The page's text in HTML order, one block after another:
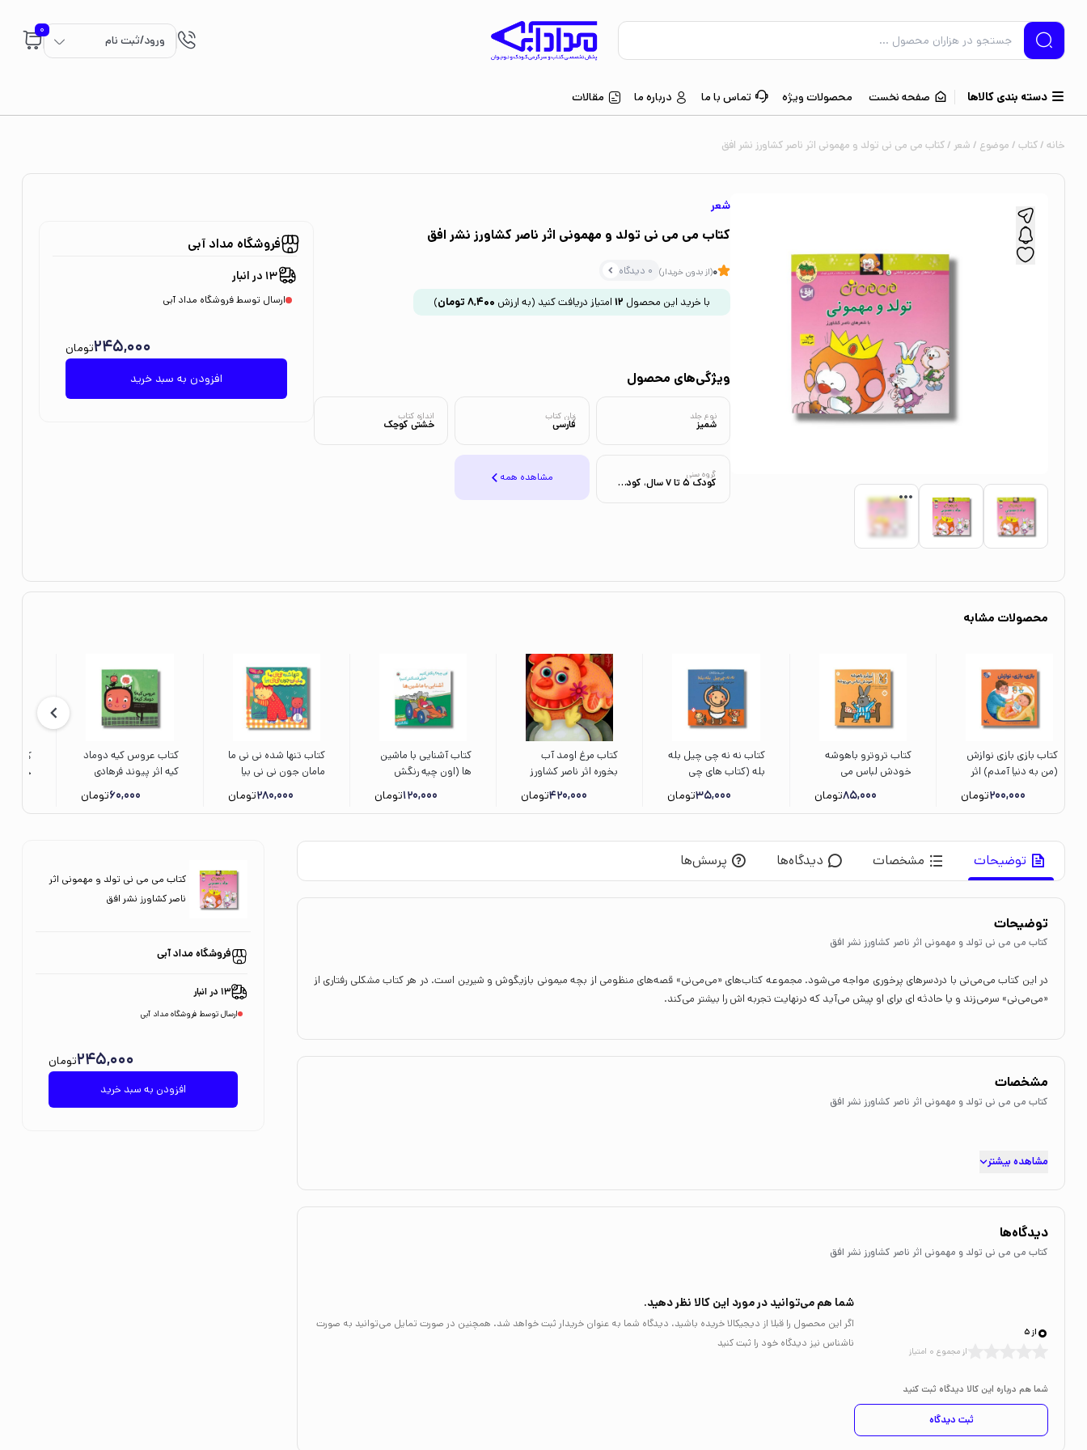
ورود/ثبت نام
0
دسته بندی کالاها صفحه نخست محصولات ویژه تماس با ما درباره ما مقالات
خانه/کتاب/ موضوع / شعر / کتاب می می نی تولد و مهمونی اثر ناصر کشاورز نشر افق
شعر
کتاب می می نی تولد و مهمونی اثر ناصر کشاورز نشر افق
0(از بدون خریدار) 0 دیدگاه
با خرید این محصول 12 امتیاز دریافت کنید (به ارزش 8,400 تومان)
ویژگی‌های محصول
نوع جلد
شمیز
زبان کتاب
فارسی
اندازه کتاب
خشتی کوچک
گروه سنی
کودک 5 تا 7 سال، کودک 3 تا 5 سال مشاهده همه
فروشگاه مداد آبی
13 در انبار
ارسال توسط فروشگاه مداد آبی
افزودن به سبد خرید
245,000تومان
محصولات مشابه
کتاب بازی بازی نوازش
(من به دنیا آمدم) اثر
مریم هاشم پور نشر
کانون پرورش فکری
200,000تومان
کتاب تروترو باهوشه
خودش لباس می
پوشه (تروترو چی داره
2) اثر بندیکت گاتیر
85,000تومان
کتاب نه نه چی چیل بله
بله (کتاب های چی
چیل) اثر لسلی پاتری
سلی ترجمه مصطفی
35,000تومان
کتاب مرغ اومد آب
بخوره اثر ناصر کشاورز
420,000تومان
کتاب آشنایی با ماشین
ها (اون چیه رنگش
کنیم خیلی قشنگش
کنیم) اثر سمیه قدیری
120,000تومان
کتاب تنها شده نی نی ما
مامان جون نی نی بیا
(دالی بازی) اثر کارن
کتس ترجمه زهرا
280,000تومان
کتاب عروس کیه دوماد
کیه اثر پیوند فرهادی
نشر کانون پرورش فکری
کودکان و نوجوانان
60,000تومان
کتاب
اثر
توضیحات مشخصات دیدگاه‌ها پرسش‌ها
توضیحات
کتاب می می نی تولد و مهمونی اثر ناصر کشاورز نشر افق
در این‌ کتاب‌ می‌می‌نی با دردسرهای پرخوری مواجه‌ می‌شود. مجموعه کتاب‌های «می‌می‌نی» قصه‌های منظومی از بچه میمونی بازیگوش و شیرین است‌. در هر کتاب مشکلی رفتاری از
«می‌می‌نی» سرمی‌زند و یا حادثه ای برای او پیش می‌آید که درنهایت تجربه اش را بیشتر می‌کند.
مشخصات
کتاب می می نی تولد و مهمونی اثر ناصر کشاورز نشر افق
مشاهده بیشتر
دیدگاه‌ها
کتاب می می نی تولد و مهمونی اثر ناصر کشاورز نشر افق
0 از 5
از مجموع 0 امتیاز
شما هم درباره این کالا دیدگاه ثبت کنید
ثبت دیدگاه
شما هم می‌توانید در مورد این کالا نظر دهید.
اگر این محصول را قبلا از دیجیکالا خریده باشید، دیدگاه شما به عنوان خریدار ثبت خواهد شد. همچنین در صورت تمایل می‌توانید به صورت
ناشناس نیز دیدگاه خود را ثبت کنید
کتاب می می نی تولد و مهمونی اثر
ناصر کشاورز نشر افق
فروشگاه مداد آبی
13 در انبار
ارسال توسط فروشگاه مداد آبی
افزودن به سبد خرید
245,000تومان